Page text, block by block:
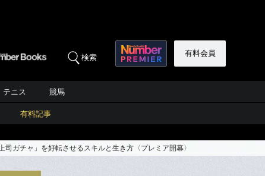
検索 有料会員
テニス 競馬
有料記事
ガチャ」を好転させるスキルと生き方〈プレミア開幕〉